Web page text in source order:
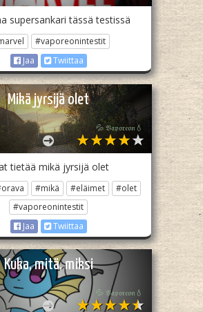
supersankari tässä testissä
#vaporeonintestit
Jaa
Twiittaa
Mikä jyrsijä olet
💦 𝔙𝔞𝔭𝔬𝔯𝔢𝔬𝔫💧
tietää mikä jyrsijä olet
#mikä #eläimet
#olet
#vaporeonintestit
Jaa
Twiittaa
Kuka, mitä, miksi
💦 𝔙𝔞𝔭𝔬𝔯𝔢𝔬𝔫💧